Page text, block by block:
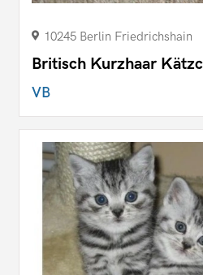
10245 Berlin Friedrichshain
Britisch Kurzhaar
VB